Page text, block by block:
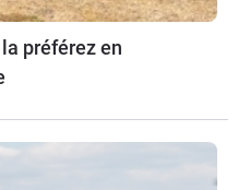
préférez en